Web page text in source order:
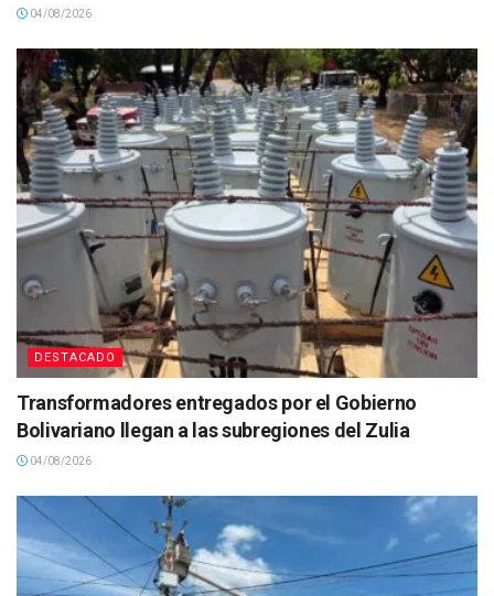
04/08/2026
DESTACADO
Transformadores entregados por el Gobierno
Bolivariano llegan a las subregiones del Zulia
04/08/2026